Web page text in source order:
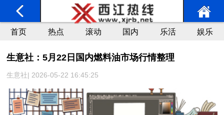
首页 热点 滚动 国内 乐活 娱乐
生意社：5月22日国内燃料油市场行情整理
生意社| 2026-05-22 16:45:25